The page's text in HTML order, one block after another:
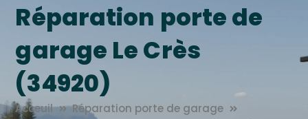
Réparation porte de
garage Le Crès
(34920)
Acceuil
Réparation porte de garage